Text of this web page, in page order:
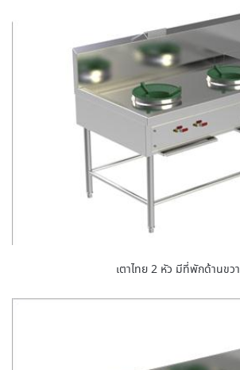
เตาไทย 2 หัว มีที่พักด้านขวา